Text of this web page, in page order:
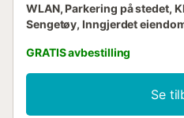
WLAN, Parkering på stedet,
Sengetøy, Inngjerdet
GRATIS avbestilling
Se